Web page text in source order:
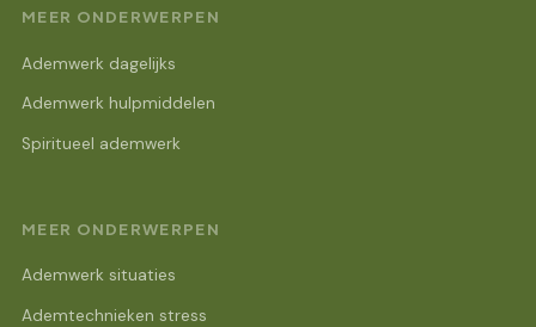
MEER ONDERWERPEN
Ademwerk dagelijks
Ademwerk hulpmiddelen
Spiritueel ademwerk
MEER ONDERWERPEN
Ademwerk situaties
Ademtechnieken stress